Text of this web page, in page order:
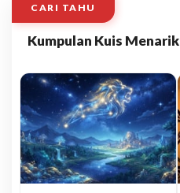
CARI TAHU
Kumpulan Kuis Menarik